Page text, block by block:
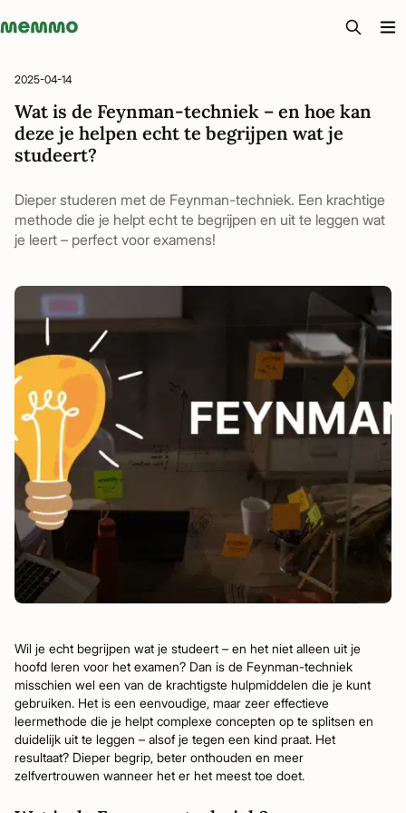
Memmo - AI-verktyg och digital kurslitteratur
2025-04-14
Wat is de Feynman-techniek – en hoe kan
deze je helpen echt te begrijpen wat je
studeert?
Dieper studeren met de Feynman-techniek. Een krachtige
methode die je helpt echt te begrijpen en uit te leggen wat
je leert – perfect voor examens!
Wil je echt begrijpen wat je studeert – en het niet alleen uit je
hoofd leren voor het examen? Dan is de Feynman-techniek
misschien wel een van de krachtigste hulpmiddelen die je kunt
gebruiken. Het is een eenvoudige, maar zeer effectieve
leermethode die je helpt complexe concepten op te splitsen en
duidelijk uit te leggen – alsof je tegen een kind praat. Het
resultaat? Dieper begrip, beter onthouden en meer
zelfvertrouwen wanneer het er het meest toe doet.